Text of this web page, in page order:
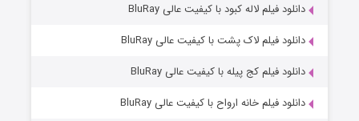
دانلود فیلم لاله کبود با کیفیت عالی BluRay
دانلود فیلم لاک پشت با کیفیت عالی BluRay
دانلود فیلم کج‌ پیله با کیفیت عالی BluRay
دانلود فیلم خانه ارواح با کیفیت عالی BluRay